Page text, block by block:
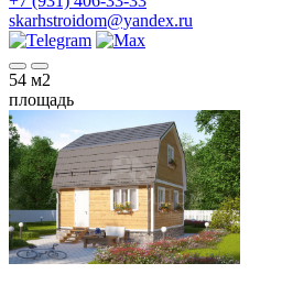
skarhstroidom@yandex.ru
54 м2
площадь